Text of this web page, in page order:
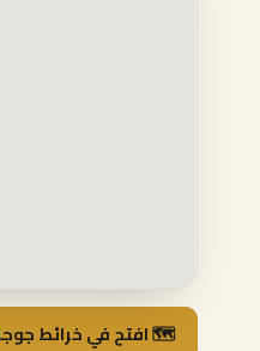
🗺️ افتح في خرائط